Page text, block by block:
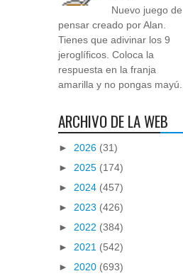
Nuevo juego de
pensar creado por Alan.
Tienes que adivinar los 9
jeroglíficos. Coloca la
respuesta en la franja
amarilla y no pongas mayú...
ARCHIVO DE LA WEB
► 2026 (31)
► 2025 (174)
► 2024 (457)
► 2023 (426)
► 2022 (384)
► 2021 (542)
► 2020 (693)